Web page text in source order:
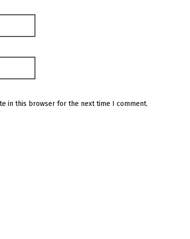
in this browser for the next time I comment.